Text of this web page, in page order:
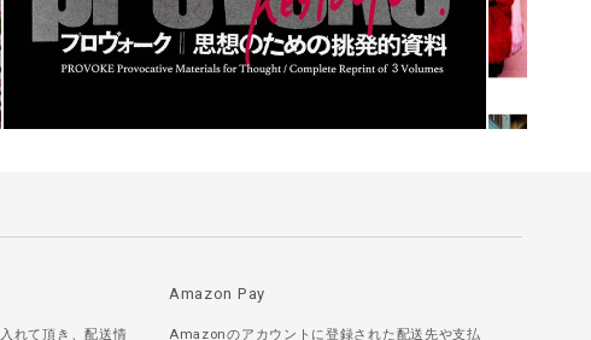
れて頂き、配送情
Amazon Pay
Amazonのアカウントに登録された配送先や支払